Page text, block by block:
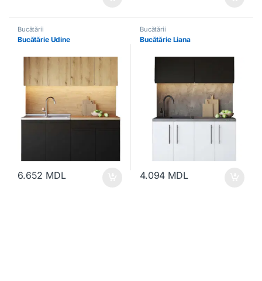
Bucătării
Bucătărie Udine
6.652 MDL
Bucătării
Bucătărie Liana
4.094 MDL